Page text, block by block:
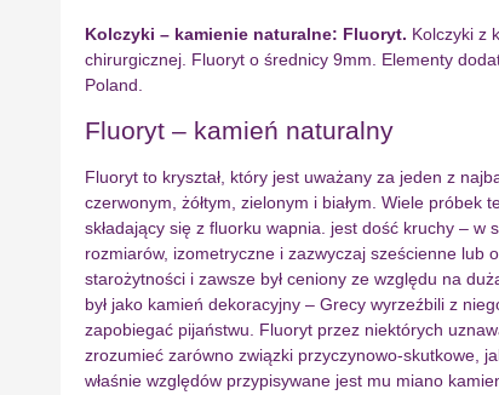
Kolczyki – kamienie naturalne: Fluoryt. Kolczyki z
chirurgicznej. Fluoryt o średnicy 9mm. Elementy
Poland.
Fluoryt – kamień naturalny
Fluoryt to kryształ, który jest uważany za jeden z
czerwonym, żółtym, zielonym i białym. Wiele próbek
składający się z fluorku wapnia. jest dość kruchy –
rozmiarów, izometryczne i zazwyczaj sześcienne lub
starożytności i zawsze był ceniony ze względu na
był jako kamień dekoracyjny – Grecy wyrzeźbili z
zapobiegać pijaństwu. Fluoryt przez niektórych
zrozumieć zarówno związki przyczynowo-skutkowe,
właśnie względów przypisywane jest mu miano